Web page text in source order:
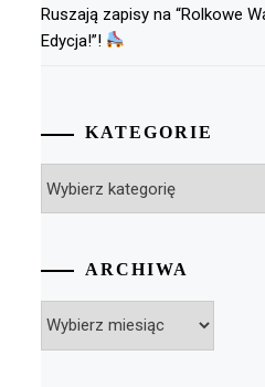
Ruszają zapisy na “Rolkowe
Edycja!”!
KATEGORIE
ARCHIWA